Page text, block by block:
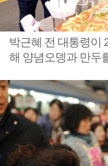
박근혜 전 대통령이
해 양념오뎅과 만두